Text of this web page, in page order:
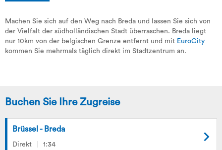
Machen Sie sich auf den Weg nach Breda und lassen Sie sich von
der Vielfalt der südholländischen Stadt überraschen. Breda liegt
nur 10km von der belgischen Grenze entfernt und mit EuroCity
kommen Sie mehrmals täglich direkt im Stadtzentrum an.
Buchen Sie Ihre Zugreise
Brüssel - Breda
Direkt 1:34